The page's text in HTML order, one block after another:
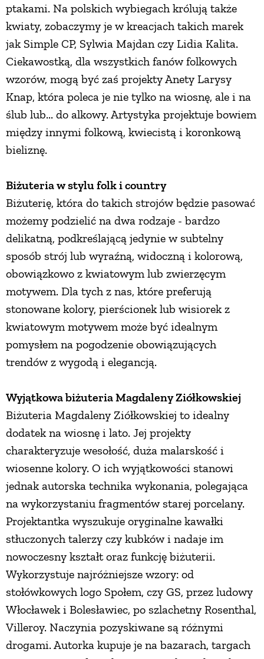
ptakami. Na polskich wybiegach królują także
kwiaty, zobaczymy je w kreacjach takich marek
jak Simple CP, Sylwia Majdan czy Lidia Kalita.
Ciekawostką, dla wszystkich fanów folkowych
wzorów, mogą być zaś projekty Anety Larysy
Knap, która poleca je nie tylko na wiosnę, ale i na
ślub lub... do alkowy. Artystyka projektuje bowiem
między innymi folkową, kwiecistą i koronkową
bieliznę.
Biżuteria w stylu folk i country
Biżuterię, która do takich strojów będzie pasować
możemy podzielić na dwa rodzaje - bardzo
delikatną, podkreślającą jedynie w subtelny
sposób strój lub wyraźną, widoczną i kolorową,
obowiązkowo z kwiatowym lub zwierzęcym
motywem. Dla tych z nas, które preferują
stonowane kolory, pierścionek lub wisiorek z
kwiatowym motywem może być idealnym
pomysłem na pogodzenie obowiązujących
trendów z wygodą i elegancją.
Wyjątkowa biżuteria Magdaleny Ziółkowskiej
Biżuteria Magdaleny Ziółkowskiej to idealny
dodatek na wiosnę i lato. Jej projekty
charakteryzuje wesołość, duża malarskość i
wiosenne kolory. O ich wyjątkowości stanowi
jednak autorska technika wykonania, polegająca
na wykorzystaniu fragmentów starej porcelany.
Projektantka wyszukuje oryginalne kawałki
stłuczonych talerzy czy kubków i nadaje im
nowoczesny kształt oraz funkcję biżuterii.
Wykorzystuje najróżniejsze wzory: od
stołówkowych logo Społem, czy GS, przez ludowy
Włocławek i Bolesławiec, po szlachetny Rosenthal,
Villeroy. Naczynia pozyskiwane są różnymi
drogami. Autorka kupuje je na bazarach, targach